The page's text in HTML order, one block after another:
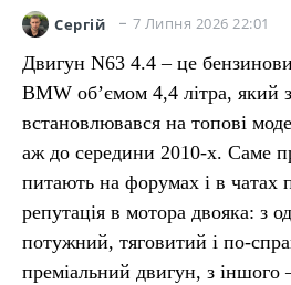
Сергій 7 Липня 2026 22:01
Двигун N63 4.4 – це
BMW обʼємом 4,4 літра, який
встановлювався на топові
аж до середини 2010-х. Саме
питають на форумах і в чатах
репутація в мотора двояка: з
потужний, тяговитий і по-
преміальний двигун, з іншого